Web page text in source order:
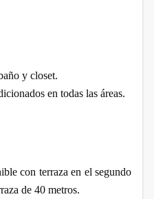
y closet.
en todas las áreas.
con terraza en el segundo
de 40 metros.